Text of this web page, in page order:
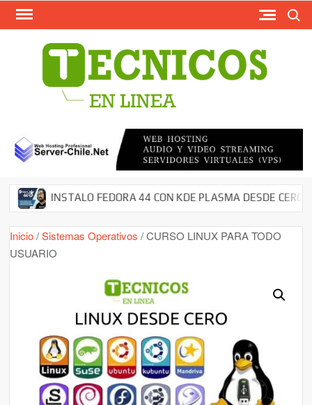
Saltar
en
INSTALO FEDORA 44 CON KDE PLASMA DESDE CERO EN
Inicio/Sistemas Operativos / CURSO LINUX PARA TODO
USUARIO